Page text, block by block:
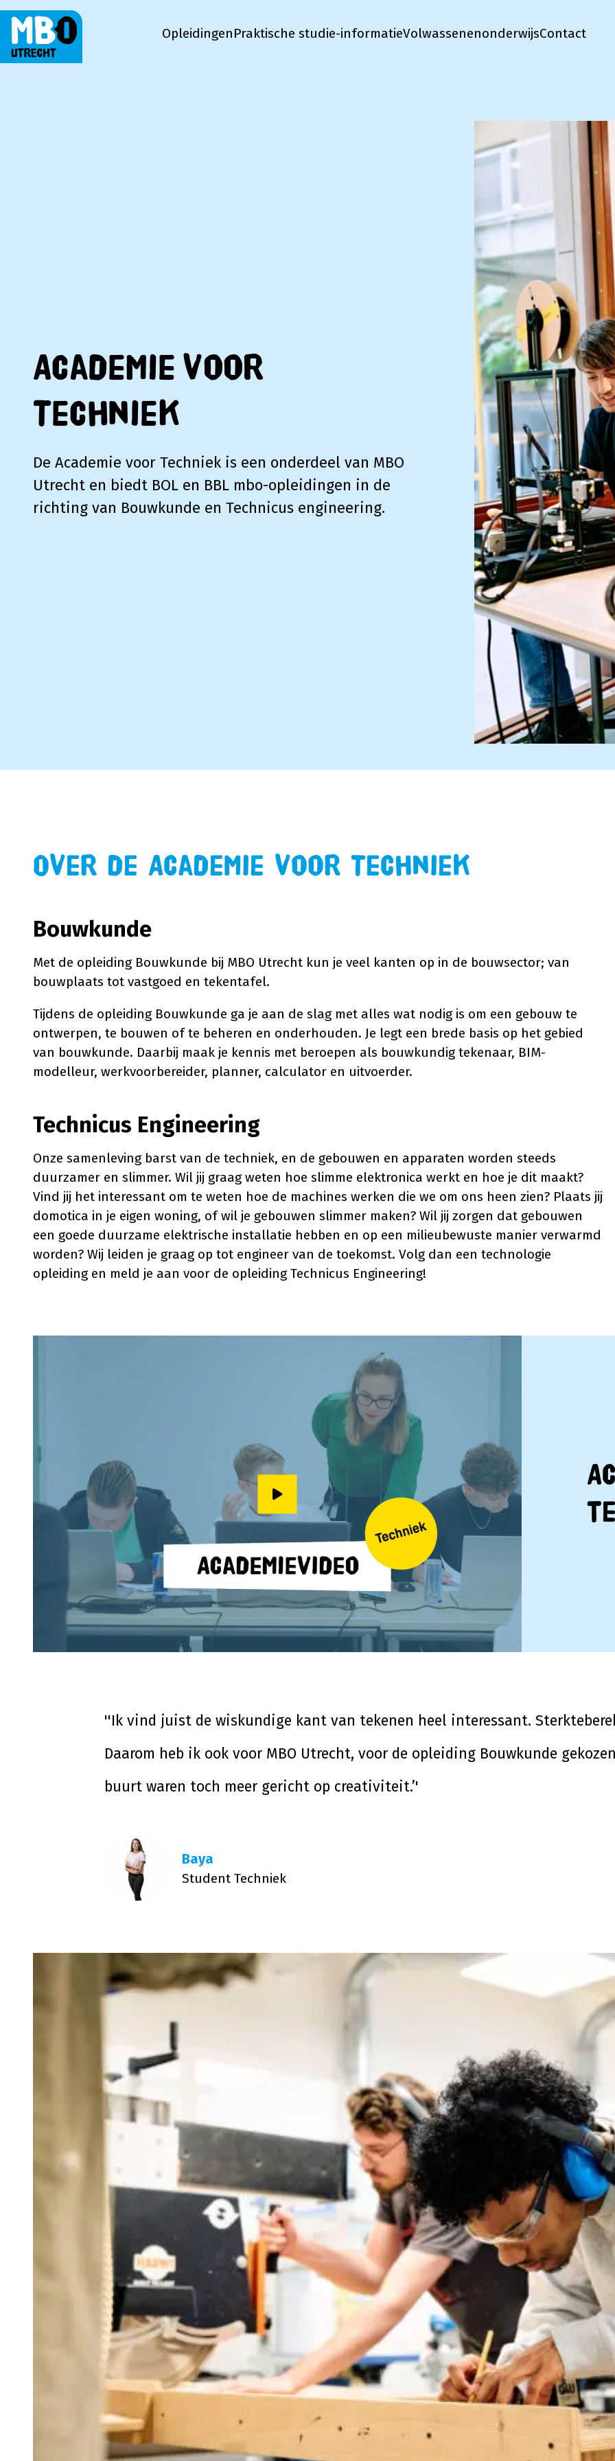
OpleidingenPraktische studie-informatieVolwassenenonderwijsContact
Academie voor
Techniek
De Academie voor Techniek is een onderdeel van MBO
Utrecht en biedt BOL en BBL mbo-opleidingen in de
richting van Bouwkunde en Technicus engineering.
Over de Academie voor Techniek
Bouwkunde
Met de opleiding Bouwkunde bij MBO Utrecht kun je veel kanten op in de bouwsector; van
bouwplaats tot vastgoed en tekentafel.
Tijdens de opleiding Bouwkunde ga je aan de slag met alles wat nodig is om een gebouw te
ontwerpen, te bouwen of te beheren en onderhouden. Je legt een brede basis op het gebied
van bouwkunde. Daarbij maak je kennis met beroepen als bouwkundig tekenaar, BIM-
modelleur, werkvoorbereider, planner, calculator en uitvoerder.
Technicus Engineering
Onze samenleving barst van de techniek, en de gebouwen en apparaten worden steeds
duurzamer en slimmer. Wil jij graag weten hoe slimme elektronica werkt en hoe je dit maakt?
Vind jij het interessant om te weten hoe de machines werken die we om ons heen zien? Plaats jij
domotica in je eigen woning, of wil je gebouwen slimmer maken? Wil jij zorgen dat gebouwen
een goede duurzame elektrische installatie hebben en op een milieubewuste manier verwarmd
worden? Wij leiden je graag op tot engineer van de toekomst. Volg dan een technologie
opleiding en meld je aan voor de opleiding Technicus Engineering!
Speel video af
''Ik vind juist de wiskundige kant van tekenen heel interessant.
Daarom heb ik ook voor MBO Utrecht, voor de opleiding Bouwkunde
buurt waren toch meer gericht op creativiteit.’'
Baya
Student Techniek